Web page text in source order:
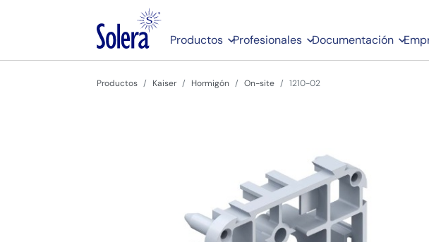
Productos Profesionales Documentación
Productos Kaiser Hormigón On-site 1210-02